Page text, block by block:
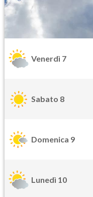
Venerdì 7
Sabato 8
Domenica 9
Lunedì 10